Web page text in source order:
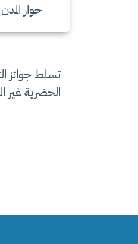
حوار
تسلط جوائز
الحضرية غير